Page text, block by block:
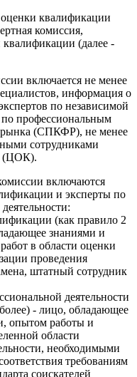
квалификации
комиссия,
(далее -
включается не менее
информация о
по независимой
профессиональным
рынка (СПКФР), не менее
сотрудниками
(ЦОК).
включаются
и эксперты по
(как правило 2
знаниями и
в области оценки
проведения
штатный сотрудник
деятельности
- лицо, обладающее
опытом работы и
области
необходимыми
требованиям
соискателей